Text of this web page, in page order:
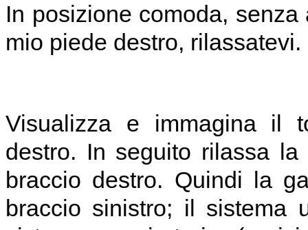
In posizione comoda,
mio piede destro,
Visualizza e immagina il
destro. In seguito rilassa
braccio destro. Quindi la
braccio sinistro; il sistema